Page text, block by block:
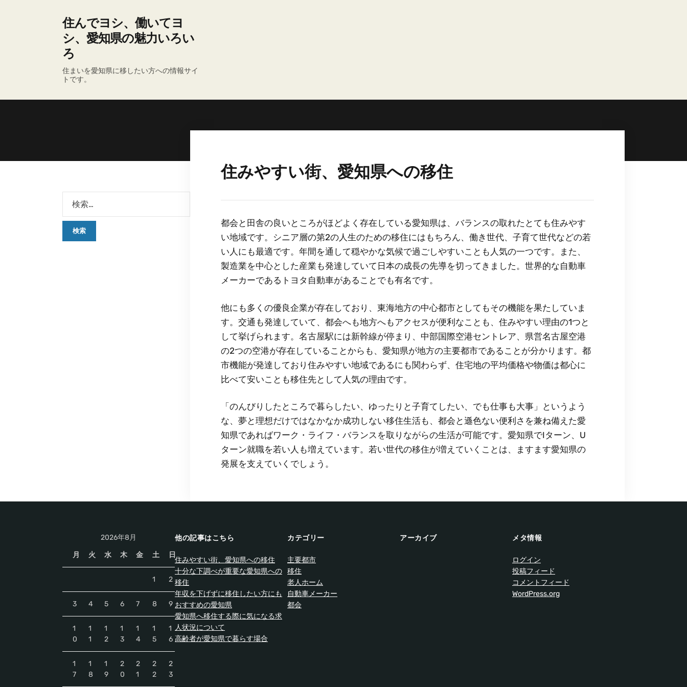
住んでヨシ、働いてヨ
シ、愛知県の魅力いろい
ろ
住まいを愛知県に移したい方への情報サイ
トです。
住みやすい街、愛知県への移住
都会と田舎の良いところがほどよく存在している愛知県は、バランスの取れたとても住みやす
い地域です。シニア層の第2の人生のための移住にはもちろん、働き世代、子育て世代などの若
い人にも最適です。年間を通して穏やかな気候で過ごしやすいことも人気の一つです。また、
製造業を中心とした産業も発達していて日本の成長の先導を切ってきました。世界的な自動車
メーカーであるトヨタ自動車があることでも有名です。
他にも多くの優良企業が存在しており、東海地方の中心都市としてもその機能を果たしていま
す。交通も発達していて、都会へも地方へもアクセスが便利なことも、住みやすい理由の1つと
して挙げられます。名古屋駅には新幹線が停まり、中部国際空港セントレア、県営名古屋空港
の2つの空港が存在していることからも、愛知県が地方の主要都市であることが分かります。都
市機能が発達しており住みやすい地域であるにも関わらず、住宅地の平均価格や物価は都心に
比べて安いことも移住先として人気の理由です。
「のんびりしたところで暮らしたい、ゆったりと子育てしたい、でも仕事も大事」というよう
な、夢と理想だけではなかなか成功しない移住生活も、都会と遜色ない便利さを兼ね備えた愛
知県であればワーク・ライフ・バランスを取りながらの生活が可能です。愛知県でIターン、U
ターン就職を若い人も増えています。若い世代の移住が増えていくことは、ますます愛知県の
発展を支えていくでしょう。
2026年8月
月
火 水 木 金 土 日
1 2
3 4 5 6 7 8 9
1
0
1
1
1
2
1
3
1
4
1
5
1
6
1
7
1
8
1
9
2
0
2
1
2
2
2
3
他の記事はこちら
住みやすい街、愛知県への移住
十分な下調べが重要な愛知県への
移住
年収を下げずに移住したい方にも
おすすめの愛知県
愛知県へ移住する際に気になる求
人状況について
高齢者が愛知県で暮らす場合
カテゴリー
主要都市
移住
老人ホーム
自動車メーカー
都会
アーカイブ メタ情報
ログイン
投稿フィード
コメントフィード
WordPress.org